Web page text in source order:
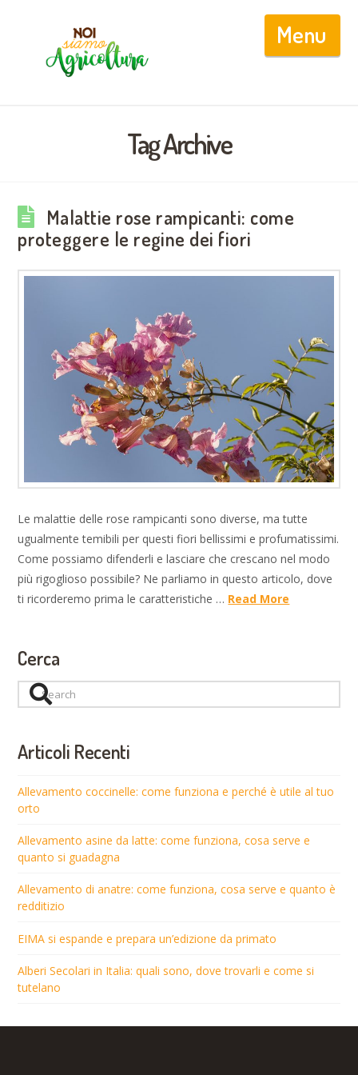
Tag Archive
Malattie rose rampicanti: come
proteggere le regine dei fiori
Le malattie delle rose rampicanti sono diverse, ma tutte
ugualmente temibili per questi fiori bellissimi e profumatissimi.
Come possiamo difenderli e lasciare che crescano nel modo
più rigoglioso possibile? Ne parliamo in questo articolo, dove
ti ricorderemo prima le caratteristiche … Read More
Cerca
Search
Articoli Recenti
Allevamento coccinelle: come funziona e perché è utile al tuo
orto
Allevamento asine da latte: come funziona, cosa serve e
quanto si guadagna
Allevamento di anatre: come funziona, cosa serve e quanto è
redditizio
EIMA si espande e prepara un’edizione da primato
Alberi Secolari in Italia: quali sono, dove trovarli e come si
tutelano